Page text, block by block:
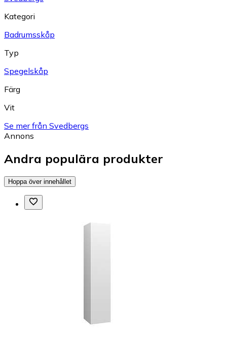
Kategori
Badrumsskåp
Typ
Spegelskåp
Färg
Vit
Se mer från Svedbergs
Annons
Andra populära produkter
Hoppa över innehållet